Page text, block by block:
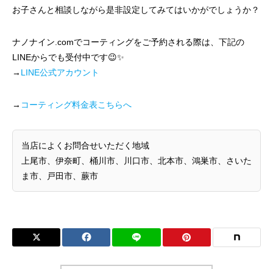
お子さんと相談しながら是非設定してみてはいかがでしょうか？
ナノナイン.comでコーティングをご予約される際は、下記の
LINEからでも受付中です😉✨
→ LINE公式アカウント
→ コーティング料金表こちらへ
当店によくお問合せいただく地域
上尾市、伊奈町、桶川市、川口市、北本市、鴻巣市、さいた
ま市、戸田市、蕨市